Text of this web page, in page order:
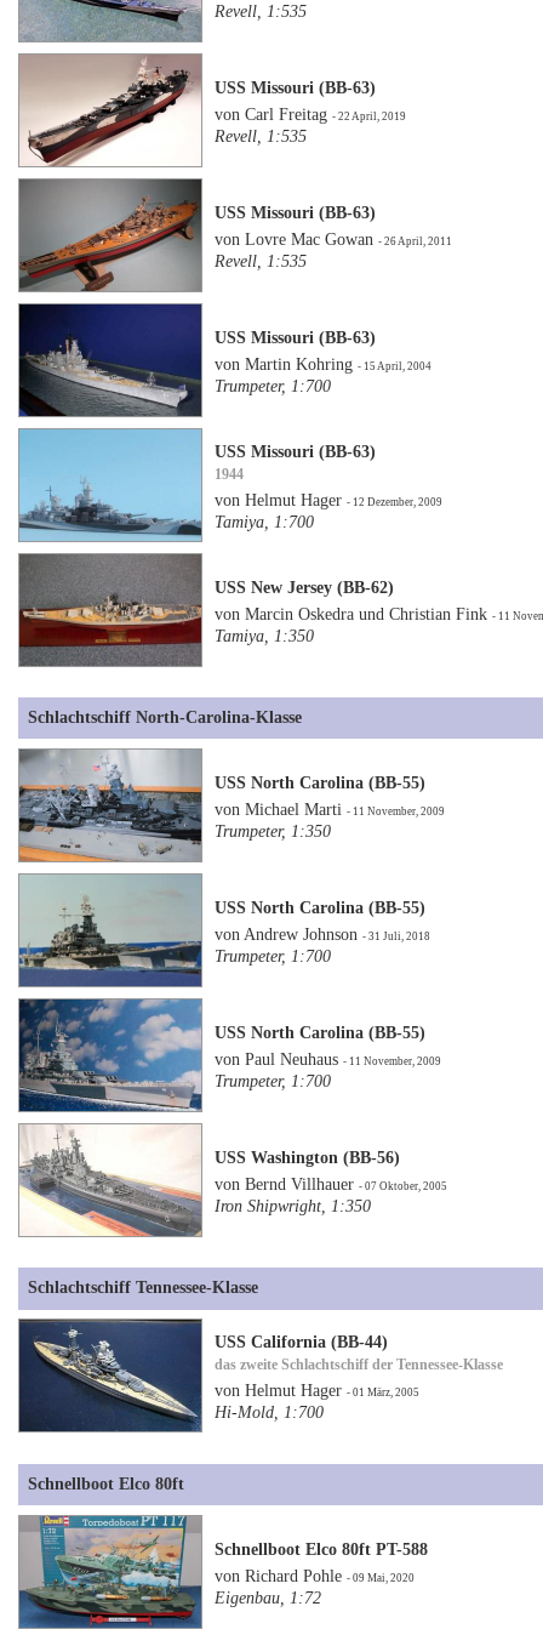
Revell, 1:535
USS Missouri (BB-63)
von Carl Freitag- 22 April, 2019
Revell, 1:535
USS Missouri (BB-63)
von Lovre Mac Gowan- 26 April, 2011
Revell, 1:535
USS Missouri (BB-63)
von Martin Kohring- 15 April, 2004
Trumpeter, 1:700
USS Missouri (BB-63)
1944
von Helmut Hager- 12 Dezember, 2009
Tamiya, 1:700
USS New Jersey (BB-62)
von Marcin Oskedra und Christian Fink- 11
Tamiya, 1:350
Schlachtschiff North-Carolina-Klasse
USS North Carolina (BB-55)
von Michael Marti- 11 November, 2009
Trumpeter, 1:350
USS North Carolina (BB-55)
von Andrew Johnson- 31 Juli, 2018
Trumpeter, 1:700
USS North Carolina (BB-55)
von Paul Neuhaus- 11 November, 2009
Trumpeter, 1:700
USS Washington (BB-56)
von Bernd Villhauer- 07 Oktober, 2005
Iron Shipwright, 1:350
Schlachtschiff Tennessee-Klasse
USS California (BB-44)
das zweite Schlachtschiff der Tennessee-Klasse
von Helmut Hager- 01 März, 2005
Hi-Mold, 1:700
Schnellboot Elco 80ft
Schnellboot Elco 80ft PT-588
von Richard Pohle- 09 Mai, 2020
Eigenbau, 1:72